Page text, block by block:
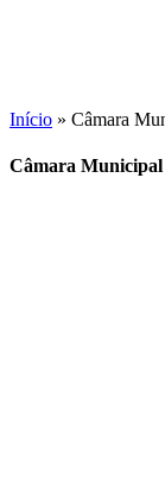
Início » Câmara
Câmara Municipal